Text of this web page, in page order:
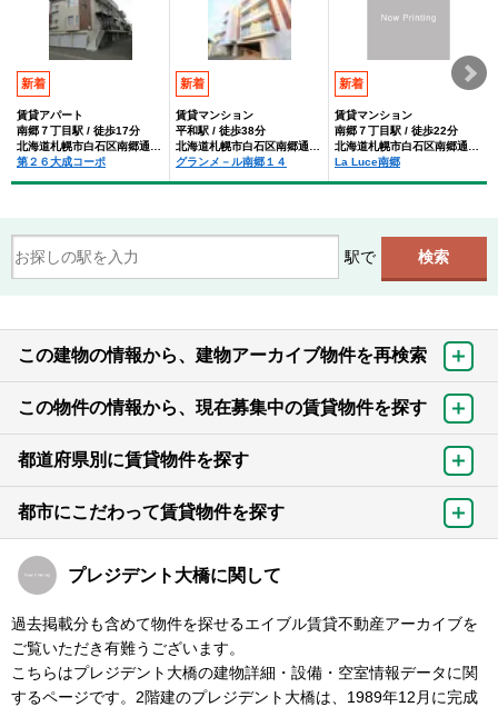
新着
賃貸アパート
南郷７丁目駅 / 徒歩17分
第２６大成コーポ
新着
賃貸マンション
平和駅 / 徒歩38分
グランメ－ル南郷１４
新着
賃貸マンション
南郷７丁目駅 / 徒歩22分
La Luce南郷
駅で
この建物の情報から、建物アーカイブ物件を再検索
この物件の情報から、現在募集中の賃貸物件を探す
都道府県別に賃貸物件を探す
都市にこだわって賃貸物件を探す
プレジデント大橋に関して
過去掲載分も含めて物件を探せるエイブル賃貸不動産アーカイブを
ご覧いただき有難うございます。
こちらはプレジデント大橋の建物詳細・設備・空室情報データに関
するページです。2階建のプレジデント大橋は、1989年12月に完成